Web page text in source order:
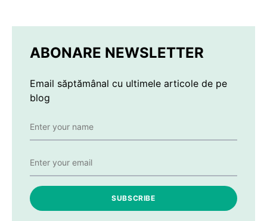
ABONARE NEWSLETTER
Email săptămânal cu ultimele articole de pe
blog
SUBSCRIBE